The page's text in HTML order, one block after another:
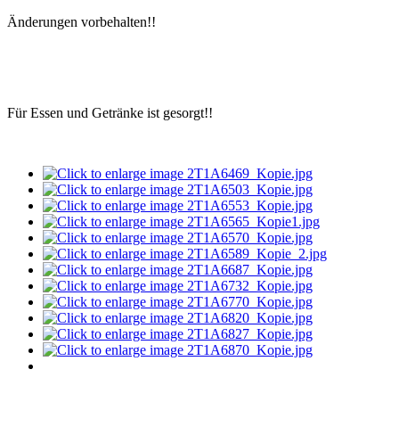
Änderungen vorbehalten!!
Für Essen und Getränke ist gesorgt!!